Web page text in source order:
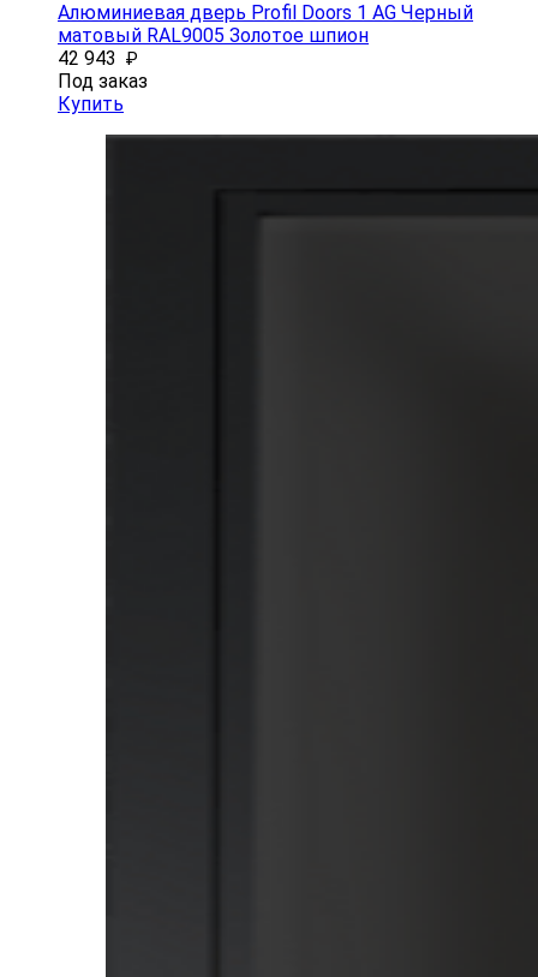
Алюминиевая дверь Profil Doors 1 AG Черный
матовый RAL9005 Золотое шпион
42 943 ₽
Под заказ
Купить